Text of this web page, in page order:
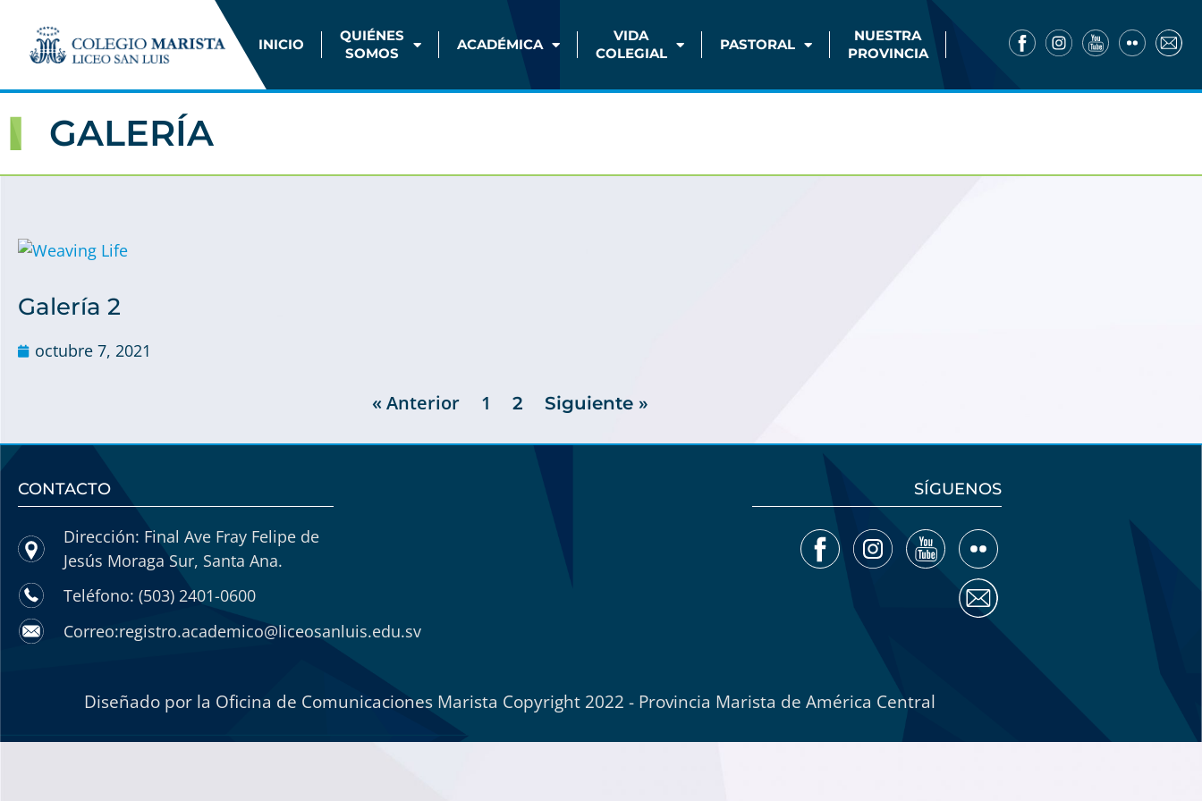
INICIO
QUIÉNES
SOMOS
ACADÉMICA
VIDA
COLEGIAL
PASTORAL
NUESTRA
PROVINCIA
GALERÍA
Galería 2
octubre 7, 2021
« Anterior 1 2 Siguiente »
CONTACTO
Dirección: Final Ave Fray Felipe de
Jesús Moraga Sur, Santa Ana.
Teléfono: (503) 2401-0600
Correo:registro.academico@liceosanluis.edu.sv
SÍGUENOS
Diseñado por la Oficina de Comunicaciones Marista Copyright 2022 - Provincia Marista de América Central